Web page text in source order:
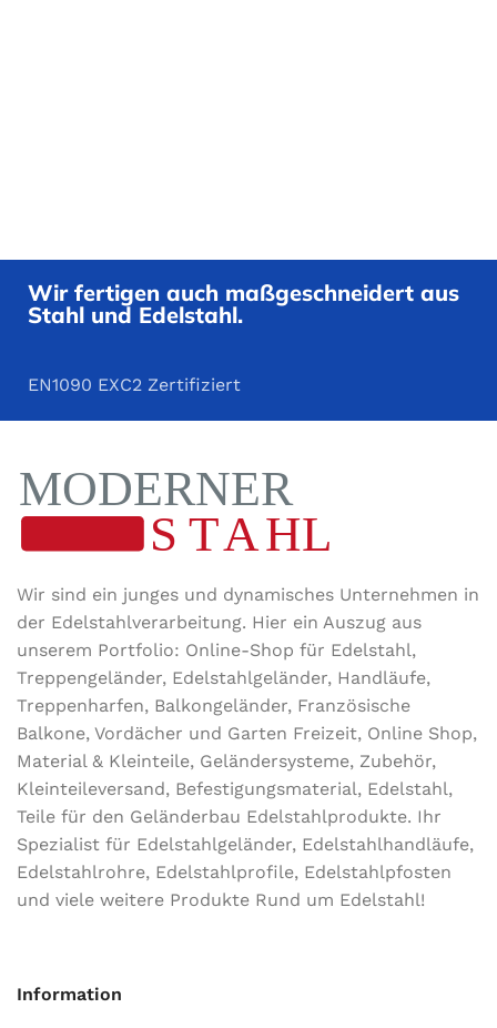
Wir fertigen auch maßgeschneidert aus
Stahl und Edelstahl.
EN1090 EXC2 Zertifiziert
Wir sind ein junges und dynamisches Unternehmen in
der Edel­stahl­ver­arbeitung. Hier ein Auszug aus
unserem Portfolio: Online-Shop für Edelstahl,
Treppengeländer, Edelstahlgeländer, Handläufe,
Treppenharfen, Balkongeländer, Französische
Balkone, Vordächer und Garten Freizeit, Online Shop,
Material & Kleinteile, Geländersysteme, Zubehör,
Kleinteileversand, Befestigungsmaterial, Edelstahl,
Teile für den Geländerbau Edelstahlprodukte. Ihr
Spezialist für Edelstahlgeländer, Edelstahlhandläufe,
Edelstahlrohre, Edelstahlprofile, Edelstahlpfosten
und viele weitere Produkte Rund um Edelstahl!
Information